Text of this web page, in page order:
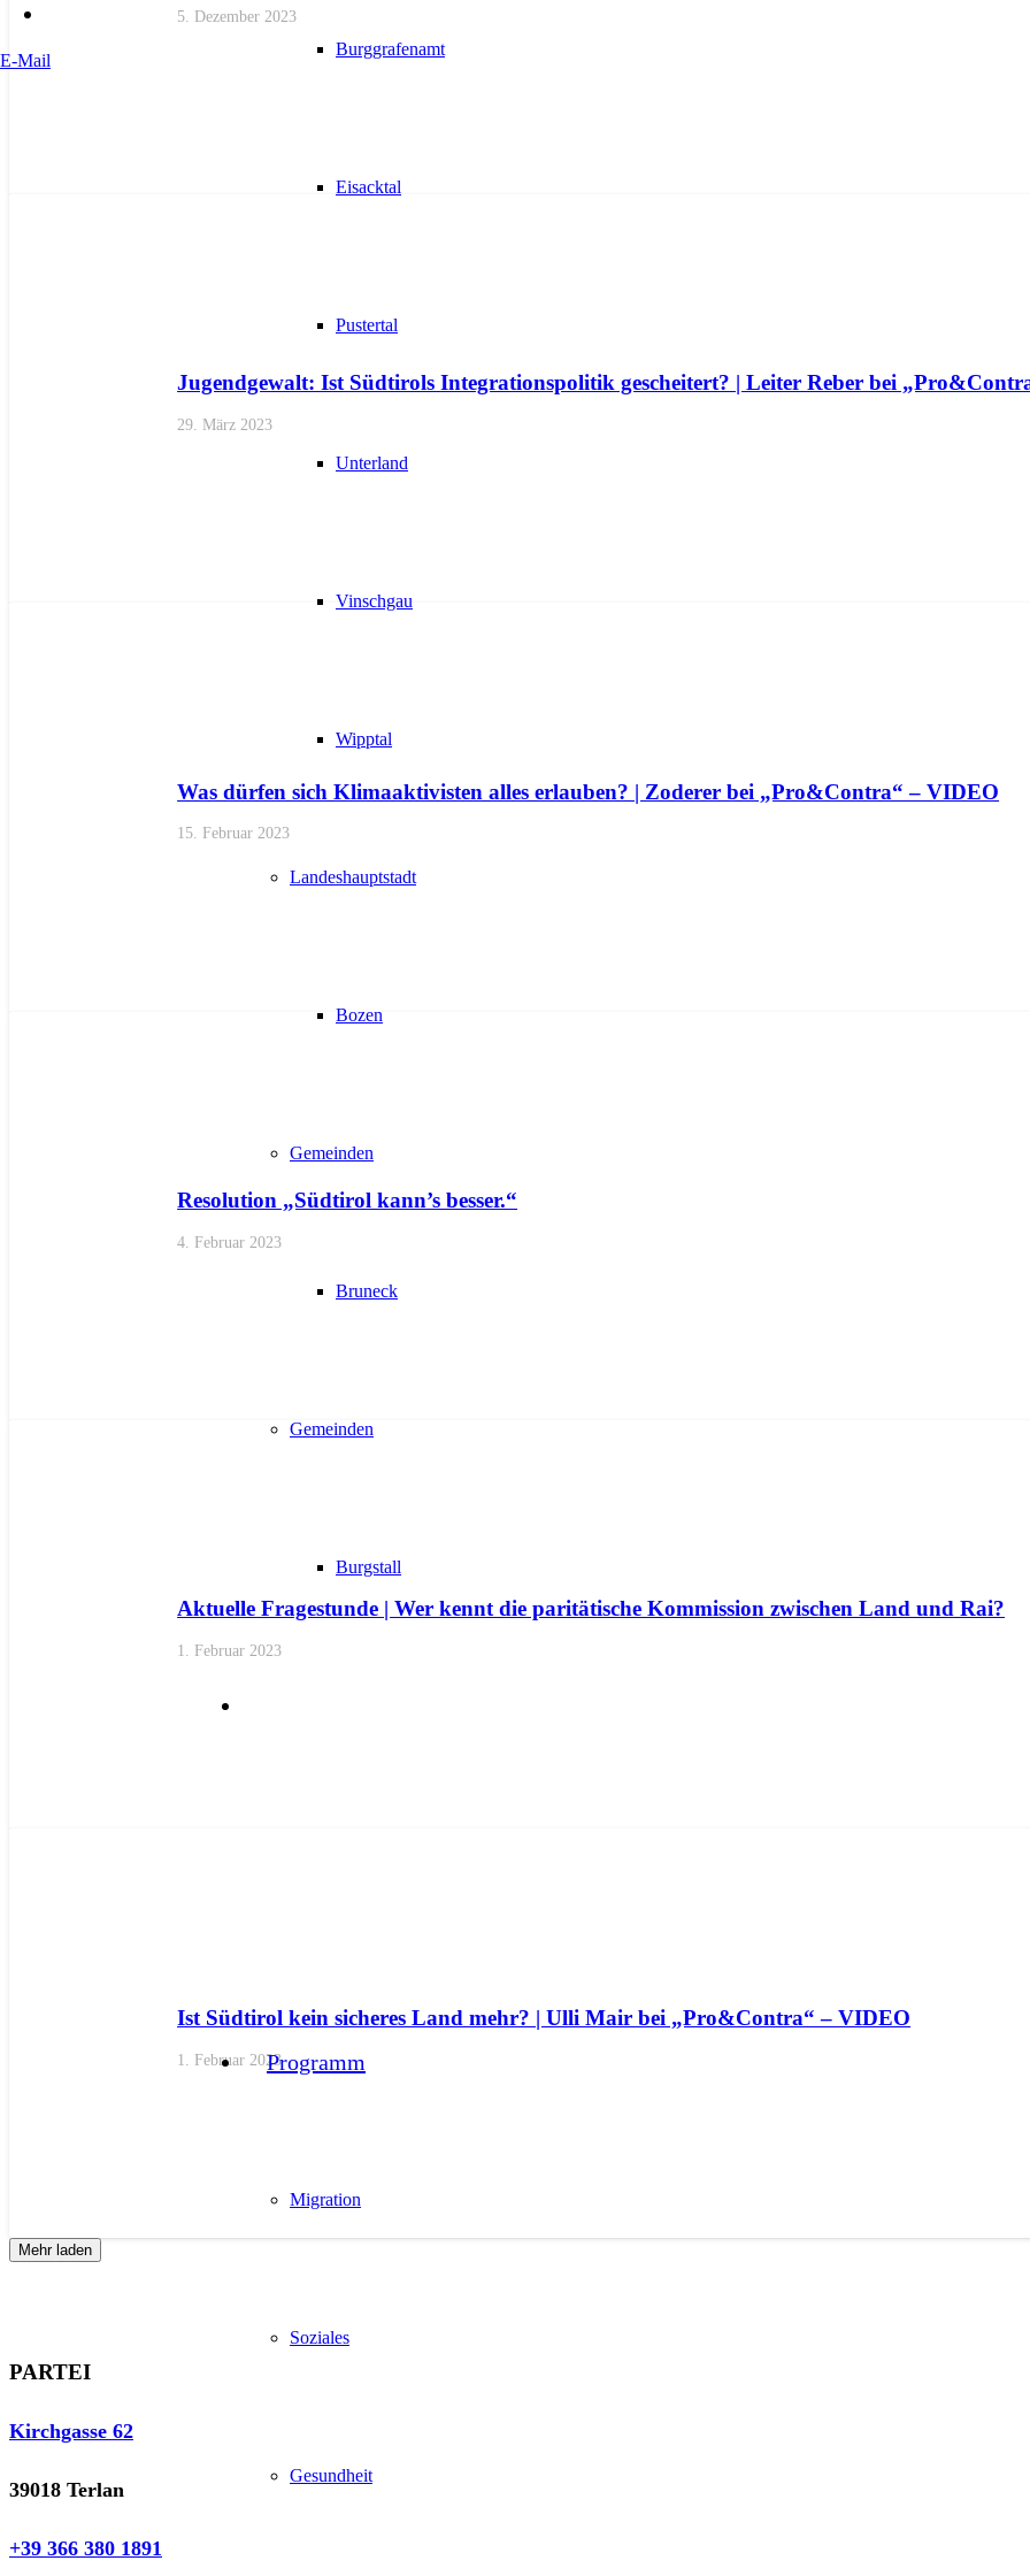
Burggrafenamt
Eisacktal
Pustertal
Unterland
Vinschgau
Wipptal
Landeshauptstadt
Bozen
Gemeinden
Bruneck
Gemeinden
Burgstall
Programm
Migration
Soziales
Gesundheit
E-Mail
5. Dezember 2023
Jugendgewalt: Ist Südtirols Integrationspolitik gescheitert? | Leiter Reber bei
29. März 2023
Was dürfen sich Klimaaktivisten alles erlauben? | Zoderer bei „Pro&Contra“ – VIDEO
15. Februar 2023
Resolution „Südtirol kann’s besser.“
4. Februar 2023
Aktuelle Fragestunde | Wer kennt die paritätische Kommission zwischen Land und Rai?
1. Februar 2023
Ist Südtirol kein sicheres Land mehr? | Ulli Mair bei „Pro&Contra“ – VIDEO
1. Februar 2023
Mehr laden
PARTEI
Kirchgasse 62
39018 Terlan
+39 366 380 1891